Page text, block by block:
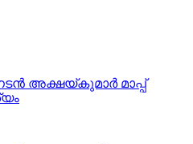
അക്ഷയ്കുമാര്‍ മാപ്പ്